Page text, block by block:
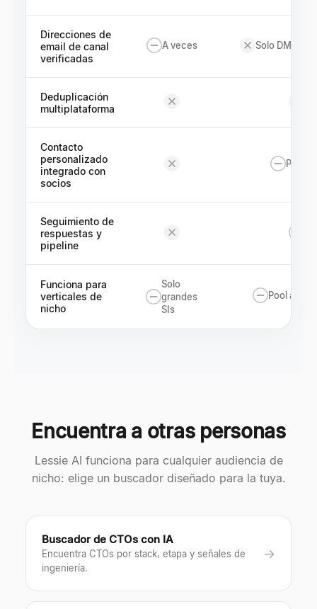
Direcciones de
email de canal
verificadas
A veces Solo DM de
Deduplicación
multiplataforma
Contacto
personalizado
integrado con
socios
Seguimiento de
respuestas y
pipeline
Funciona para
verticales de
nicho
Solo
grandes
SIs
Pool auto-
Encuentra a otras personas
Lessie AI funciona para cualquier audiencia de
nicho: elige un buscador diseñado para la tuya.
Buscador de CTOs con IA
Encuentra CTOs por stack, etapa y señales de
ingeniería.
→